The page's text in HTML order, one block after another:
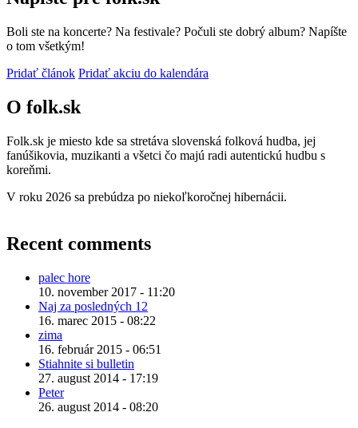
Boli ste na koncerte? Na festivale? Počuli ste dobrý album? Napíšte
o tom všetkým!
Pridať článok Pridať akciu do kalendára
O folk.sk
Folk.sk je miesto kde sa stretáva slovenská folková hudba, jej
fanúšikovia, muzikanti a všetci čo majú radi autentickú hudbu s
koreňmi.
V roku 2026 sa prebúdza po niekoľkoročnej hibernácii.
Recent comments
palec hore
10. november 2017 - 11:20
Naj za posledných 12
16. marec 2015 - 08:22
zima
16. február 2015 - 06:51
Stiahnite si bulletin
27. august 2014 - 17:19
Peter
26. august 2014 - 08:20